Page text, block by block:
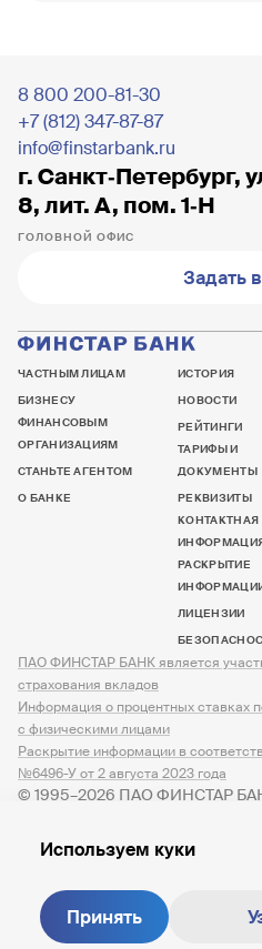
8 800 200-81-30
+7 (812) 347-87-87
info@finstarbank.ru
г. Санкт‐Петербург,
8, лит. А, пом. 1‐Н
ГОЛОВНОЙ ОФИС
Задать
ЧАСТНЫМ ЛИЦАМ
БИЗНЕСУ
ФИНАНСОВЫМ
ОРГАНИЗАЦИЯМ
СТАНЬТЕ АГЕНТОМ
О БАНКЕ
ИСТОРИЯ
НОВОСТИ
РЕЙТИНГИ
ТАРИФЫ И
ДОКУМЕНТЫ
РЕКВИЗИТЫ
КОНТАКТНАЯ
РАСКРЫТИЕ
ЛИЦЕНЗИИ
© 1995–2026 ПАО ФИНСТАР
ПАО ФИНСТАР БАНК является
страхования вкладов
Информация о процентных ставках
с физическими лицами
Раскрытие информации в
№6496-У от 2 августа 2023 года
Создание сайта — M18
Используем куки
Принять